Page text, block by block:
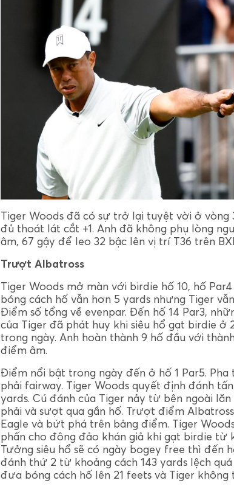
Tiger Woods đã có sự trở lại tuyệt vời ở vòng
đủ thoát lát cắt +1. Anh đã không phụ lòng
âm, 67 gậy để leo 32 bậc lên vị trí T36 trên
Trượt Albatross
Tiger Woods mở màn với birdie hố 10, hố
bóng cách hố vẫn hơn 5 yards nhưng Tiger
Điểm số tổng về evenpar. Đến hố 14 Par3,
của Tiger đã phát huy khi siêu hổ gạt birdie ở
trong ngày. Anh hoàn thành 9 hố đầu với
điểm âm.
Điểm nổi bật trong ngày đến ở hố 1 Par5. Pha
phải fairway. Tiger Woods quyết định đánh
yards. Cú đánh của Tiger nảy từ bên ngoài
phải và sượt qua gần hố. Trượt điểm
Eagle và bứt phá trên bảng điểm. Tiger
phấn cho đông đảo khán giả khi gạt birdie từ
Tưởng siêu hổ sẽ có ngày bogey free thì đến
đánh thứ 2 từ khoảng cách 143 yards lệch
đưa bóng cách hố lên 21 feets và Tiger